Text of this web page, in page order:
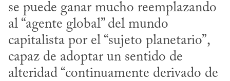
se puede ganar mucho reemplazando
al “agente global” del mundo
capitalista por el “sujeto planetario”,
capaz de adoptar un sentido de
alteridad “continuamente derivado de